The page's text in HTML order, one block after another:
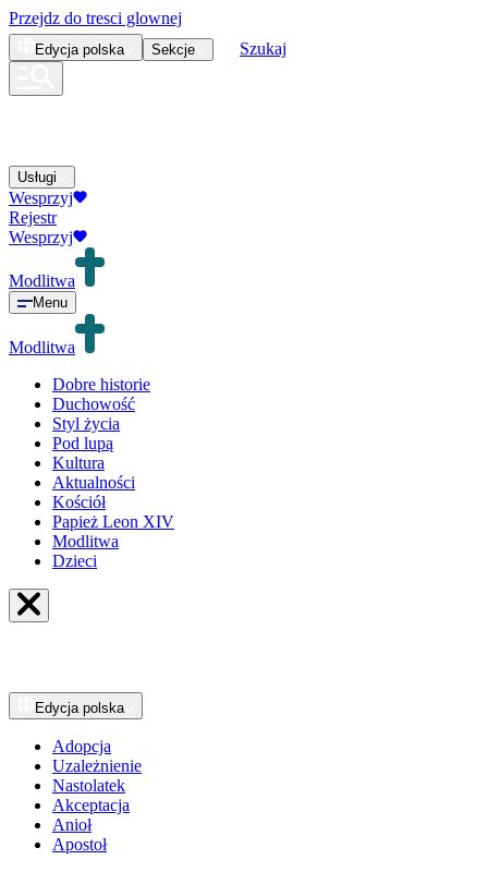
Przejdz do tresci glownej
Edycja polska Sekcje Szukaj
Usługi
Wesprzyj
Rejestr
Wesprzyj
Modlitwa
Menu
Modlitwa
Dobre historie
Duchowość
Styl życia
Pod lupą
Kultura
Aktualności
Kościół
Papież Leon XIV
Modlitwa
Dzieci
Edycja polska
Adopcja
Uzależnienie
Nastolatek
Akceptacja
Anioł
Apostoł